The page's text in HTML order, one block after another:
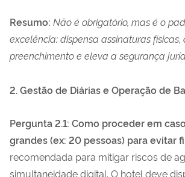
Resumo: Não é obrigatório, mas é o
excelência: dispensa assinaturas
preenchimento e eleva a segurança
2. Gestão de Diárias e Operação de
Pergunta 2.1: Como proceder em
grandes (ex: 20 pessoas) para evitar
recomendada para mitigar riscos de
simultaneidade digital. O hotel deve